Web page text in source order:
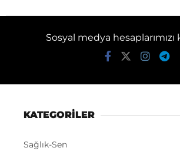
Sosyal medya
KATEGORİLER
Sağlık-Sen